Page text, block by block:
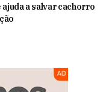
a salvar cachorro